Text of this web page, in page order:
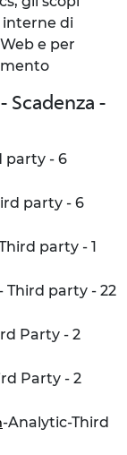
interne di
e per
Scadenza -
party - 6
party - 6
party - 1
Third party - 22
Party - 2
Party - 2
-Analytic-Third